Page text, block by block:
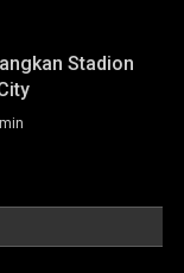
Stadion